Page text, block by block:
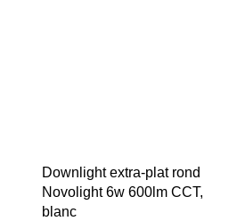
Downlight extra-plat rond
Novolight 6w 600lm CCT,
blanc